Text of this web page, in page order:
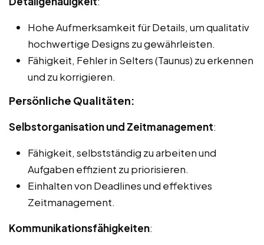
Hohe Aufmerksamkeit für Details, um qualitativ
hochwertige Designs zu gewährleisten.
Fähigkeit, Fehler in Selters (Taunus) zu erkennen
und zu korrigieren.
Persönliche Qualitäten:
Selbstorganisation und Zeitmanagement:
Fähigkeit, selbstständig zu arbeiten und
Aufgaben effizient zu priorisieren.
Einhalten von Deadlines und effektives
Zeitmanagement.
Kommunikationsfähigkeiten: